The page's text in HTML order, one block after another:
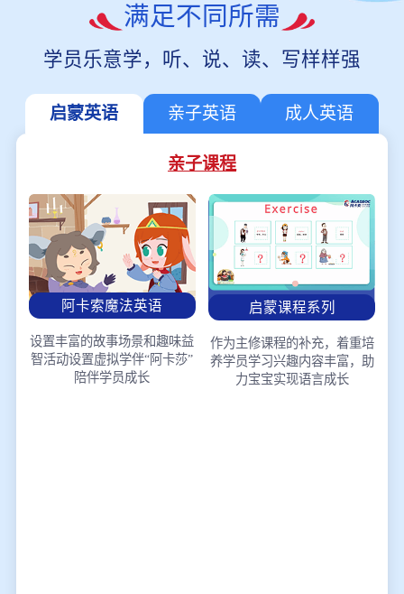
满足不同所需
学员乐意学，听、说、读、写样样强
启蒙英语 亲子英语 成人英语
亲子课程
阿卡索魔法英语
设置丰富的故事场景和趣味益
智活动设置虚拟学伴“阿卡莎”
陪伴学员成长
启蒙课程系列
作为主修课程的补充，着重培
养学员学习兴趣内容丰富，助
力宝宝实现语言成长